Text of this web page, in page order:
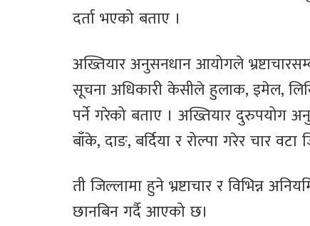
दर्ता भएको बताए ।
अख्तियार अनुसनधान आयोगले
सूचना अधिकारी केसीले हुलाक, इमेल,
पर्ने गरेको बताए । अख्तियार दुरुपयोग
बाँके, दाङ, बर्दिया र रोल्पा गरेर चार
ती जिल्लामा हुने भ्रष्टाचार र विभिन्न
छानबिन गर्दै आएको छ।